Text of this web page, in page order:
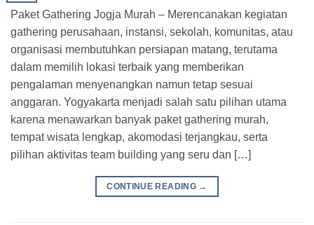
Paket Gathering Jogja Murah – Merencanakan kegiatan
gathering perusahaan, instansi, sekolah, komunitas, atau
organisasi membutuhkan persiapan matang, terutama
dalam memilih lokasi terbaik yang memberikan
pengalaman menyenangkan namun tetap sesuai
anggaran. Yogyakarta menjadi salah satu pilihan utama
karena menawarkan banyak paket gathering murah,
tempat wisata lengkap, akomodasi terjangkau, serta
pilihan aktivitas team building yang seru dan […]
CONTINUE READING →